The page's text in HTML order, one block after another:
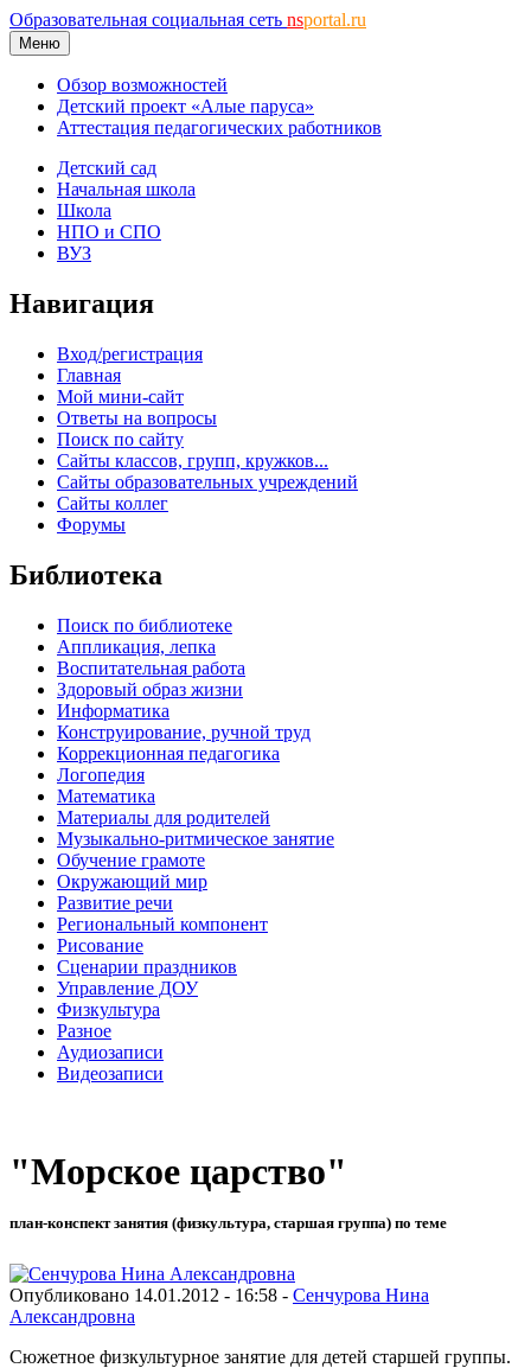
Образовательная социальная сеть nsportal.ru
Меню
Обзор возможностей
Детский проект «Алые паруса»
Аттестация педагогических работников
Детский сад
Начальная школа
Школа
НПО и СПО
ВУЗ
Навигация
Вход/регистрация
Главная
Мой мини-сайт
Ответы на вопросы
Поиск по сайту
Сайты классов, групп, кружков...
Сайты образовательных учреждений
Сайты коллег
Форумы
Библиотека
Поиск по библиотеке
Аппликация, лепка
Воспитательная работа
Здоровый образ жизни
Информатика
Конструирование, ручной труд
Коррекционная педагогика
Логопедия
Математика
Материалы для родителей
Музыкально-ритмическое занятие
Обучение грамоте
Окружающий мир
Развитие речи
Региональный компонент
Рисование
Сценарии праздников
Управление ДОУ
Физкультура
Разное
Аудиозаписи
Видеозаписи
"Морское царство"
план-конспект занятия (физкультура, старшая группа) по теме
Опубликовано 14.01.2012 - 16:58 - Сенчурова Нина
Александровна
Сюжетное физкультурное занятие для детей старшей группы.